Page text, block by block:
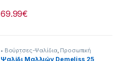
69.99€
• Βούρτσες-Ψαλίδια, Προσωπική
Φροντίδα
Ψαλίδι Μαλλιών Demeliss 25